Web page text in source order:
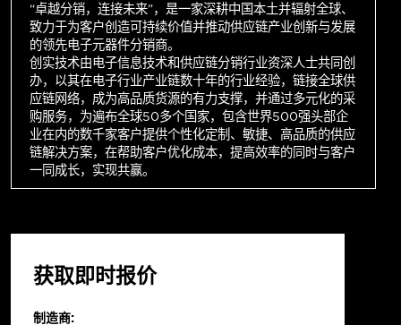
“卓越分销，连接未来”，是一家深耕中国本土并辐射全球、
致力于为客户创造可持续价值并推动供应链产业创新与发展
的领先电子元器件分销商。
创实技术由电子信息技术和供应链分销行业资深人士共同创
办，以其在电子行业产业链数十年的行业经验，链接全球供
应链网络，成为高品质货源的有力支撑，并通过多元化的采
购服务，为遍布全球50多个国家，包含世界500强头部企
业在内的数千家客户提供个性化定制、敏捷、高品质的供应
链解决方案，在帮助客户优化成本，提高效率的同时与客户
一同成长，实现共赢。
获取即时报价
制造商: